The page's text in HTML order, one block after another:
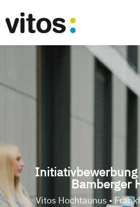
Bamberger
Vitos Hochtaunus •